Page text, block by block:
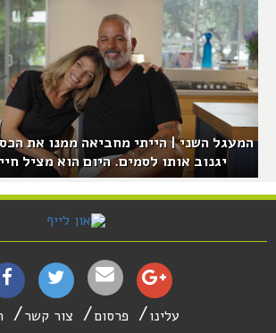
המעגל השני | הייתי מחביאה ממנו את
יגנוב אותו לסמים. היום הוא מציל
עלינו פרסום צור קשר